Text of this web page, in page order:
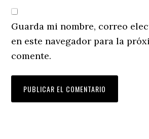
Guarda mi nombre, correo
en este navegador para la
comente.